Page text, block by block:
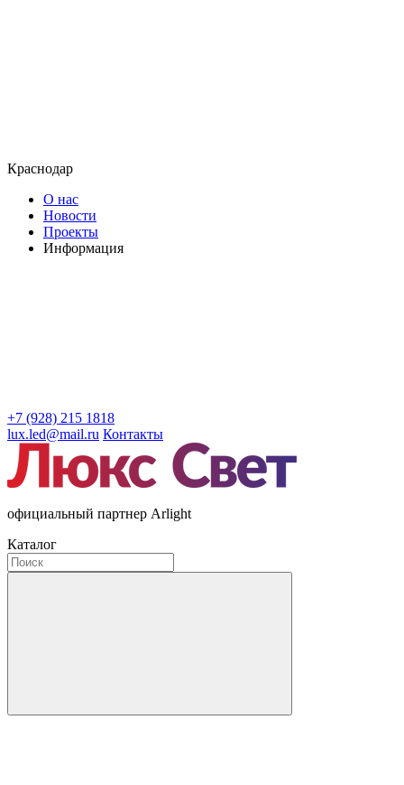
Краснодар
О нас
Новости
Проекты
Информация
+7 (928) 215 1818
lux.led@mail.ru Контакты
официальный партнер Arlight
Каталог